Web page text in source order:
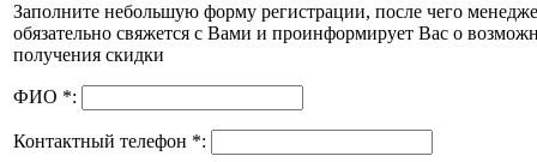
Заполните небольшую форму регистрации, после чего
обязательно свяжется с Вами и проинформирует Вас о
получения скидки
ФИО *:
Контактный телефон *: